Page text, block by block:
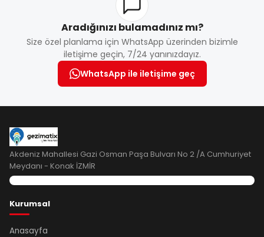
Aradığınızı bulamadınız mı?
Size özel planlama için WhatsApp üzerinden bizimle
iletişime geçin, 7/24 yanınızdayız.
WhatsApp ile iletişime geç
Akdeniz Mahallesi Gazi Osman Paşa Bulvarı No 2 /A Cumhuriyet
Meydanı - Konak İZMİR
Kurumsal
Anasayfa